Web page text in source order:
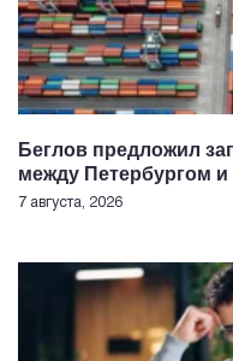
Беглов предложил
между Петербургом
7 августа, 2026